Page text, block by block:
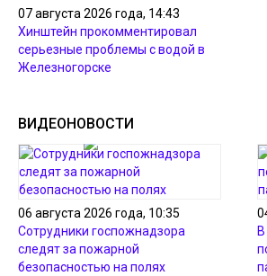
07 августа 2026 года, 14:43
Хинштейн прокомментировал
серьезные проблемы с водой в
Железногорске
ВИДЕОНОВОСТИ
06 августа 2026 года, 10:35
Сотрудники госпожнадзора
следят за пожарной
безопасностью на полях